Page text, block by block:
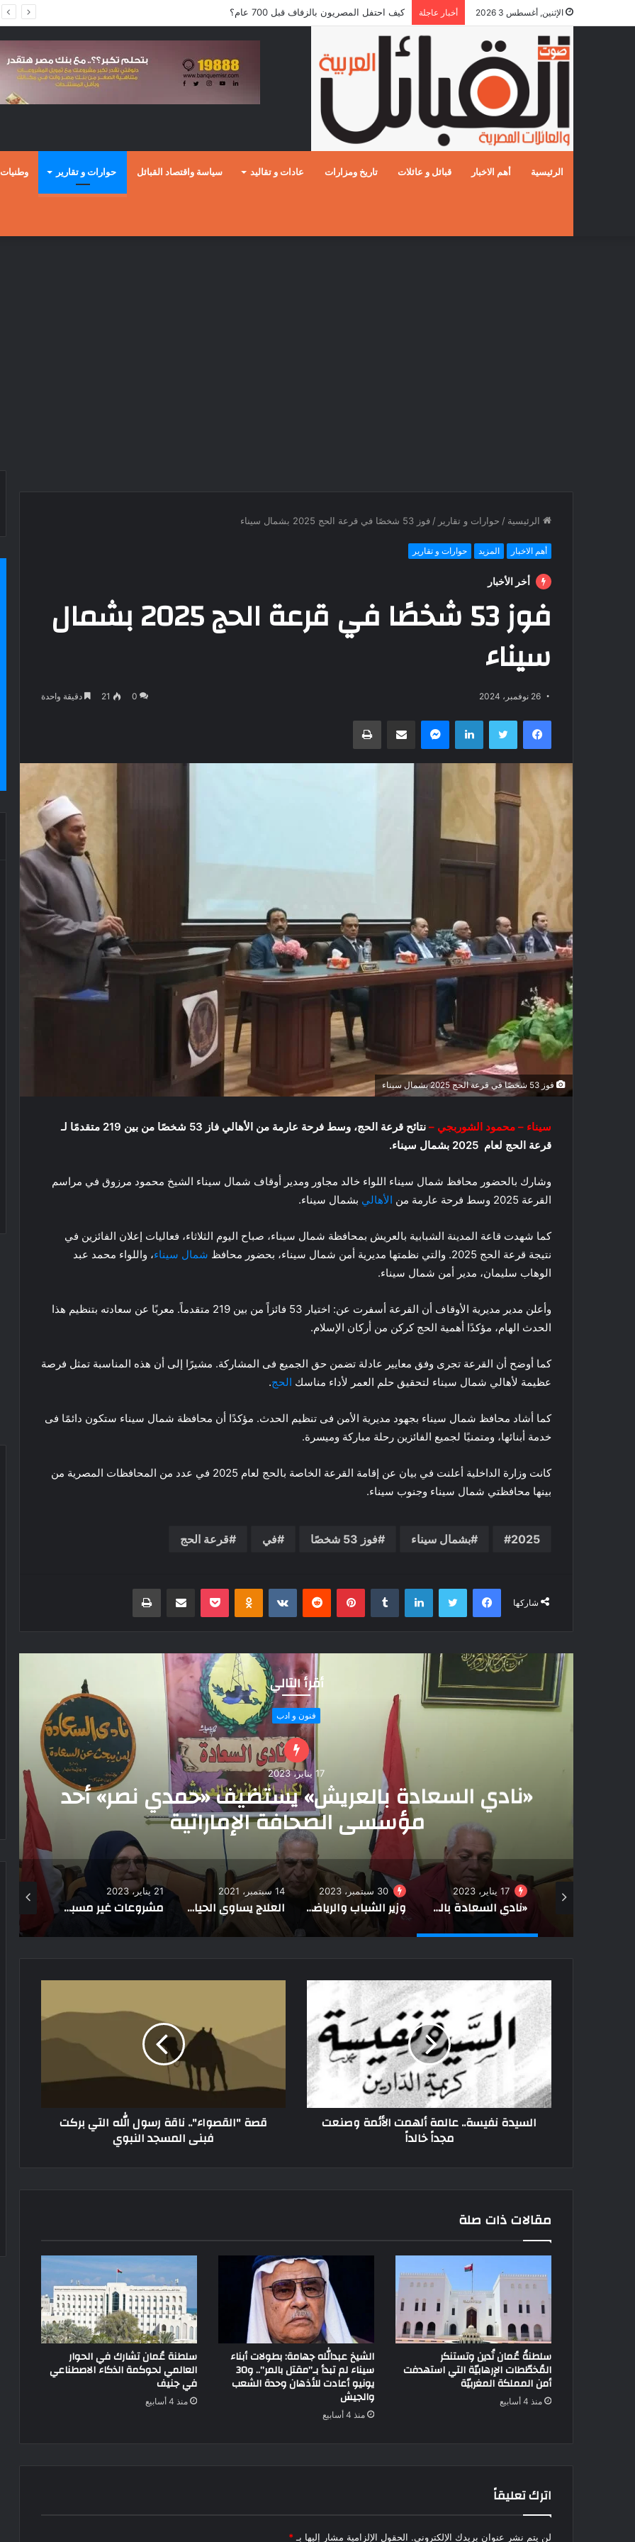
الإثنين, أغسطس 3 2026 أخبار عاجلة كيف احتفل المصريون بالزفاف قبل 700 عام؟
الرئيسية أهم الاخبار قبائل و عائلات تاريخ ومزارات عادات و تقاليد سياسة واقتصاد القبائل حوارات و تقارير وطنيات
الرئيسية / حوارات و تقارير / فوز 53 شخصًا في قرعة الحج 2025 بشمال سيناء
أهم الاخبار المزيد حوارات و تقارير
أخر الأخبار
فوز 53 شخصًا في قرعة الحج 2025 بشمال
سيناء
26 نوفمبر، 2024 0
21 دقيقة واحدة
فيسبوك تويتر لينكدإن ماسنجر مشاركة عبر البريد طباعة
فوز 53 شخصًا في قرعة الحج 2025 بشمال سيناء
سيناء – محمود الشوربجي –
نتائح قرعة الحج، وسط فرحة عارمة من الأهالي فاز 53 شخصًا من بين 219 متقدمًا لـ
قرعة الحج لعام 2025 بشمال سيناء.
وشارك بالحضور محافظ شمال سيناء اللواء خالد مجاور ومدير أوقاف شمال سيناء الشيخ محمود مرزوق في مراسم
القرعة 2025 وسط فرحة عارمة من
الأهالي بشمال سيناء.
كما شهدت قاعة المدينة الشبابية بالعريش بمحافظة شمال سيناء، صباح اليوم الثلاثاء، فعاليات إعلان الفائزين في
نتيجة قرعة الحج 2025. والتي نظمتها مديرية أمن شمال سيناء، بحضور محافظ
شمال سيناء، واللواء محمد عبد
الوهاب سليمان، مدير أمن شمال سيناء.
وأعلن مدير مديرية الأوقاف أن القرعة أسفرت عن: اختيار 53 فائزاً من بين 219 متقدماً. معربًا عن سعادته بتنظيم هذا
الحدث الهام، مؤكدًا أهمية الحج كركن من أركان الإسلام.
كما أوضح أن القرعة تجرى وفق معايير عادلة تضمن حق الجميع فى المشاركة. مشيرًا إلى أن هذه المناسبة تمثل فرصة
عظيمة لأهالي شمال سيناء لتحقيق حلم العمر لأداء مناسك الحج.
كما أشاد محافظ شمال سيناء بجهود مديرية الأمن فى تنظيم الحدث. مؤكدًا أن محافظة شمال سيناء ستكون دائمًا فى
خدمة أبنائها، ومتمنيًا لجميع الفائزين رحلة مباركة وميسرة.
كانت وزارة الداخلية أعلنت في بيان عن إقامة القرعة الخاصة بالحج لعام 2025 في عدد من المحافظات المصرية من
بينها محافظتي شمال سيناء وجنوب سيناء.
2025 بشمال سيناء فوز 53 شخصًا في قرعة الحج
شاركها
فيسبوك تويتر لينكدإن بينتيريست Odnoklassniki
بوكيت مشاركة عبر البريد طباعة
أقرأ التالي
فنون و ادب
17 يناير، 2023
«نادي السعادة بالعريش» يستضيف «حمدي نصر» أحد
مؤسسي الصحافة الإماراتية
عبدالحليم قنديل يكتب: نهايات قصة أوكرانيا
17 يناير، 2023
«نادي السعادة بالعريش» يستضيف «حمدي نصر» أحد مؤسسي الصحافة الإماراتية
30 سبتمبر، 2023
وزير الشباب والرياضة ومحافظ شمال سيناء يفتتحان مركزي شباب الظهير والجورة
14 سبتمبر، 2021
العلاج يساوي الحياة.. مصر تنجح في تحقيق الاكتفاء الذاتي والتصدير من الأدوية
21 يناير، 2023
مشروعات غير مسبوقة في الصعيد وسيناء l مصر تحصد ثمار خططها التنموية
السيدة نفيسة.. عالمة ألهمت الأئمة وصنعت
مجداً خالداً
قصة "القصواء".. ناقة رسول الله التي بركت
فبنى المسجد النبوي
مقالات ذات صلة
سلطنةُ عُمان تُدين وتستنكر
المُخطّطات الإرهابيّة التي استهدفت
أمن المملكة المغربيّة
منذ 4 أسابيع
الشيخ عبدالله جهامة: بطولات أبناء
سيناء لم تبدأ بـ”مقتل بالمر”.. و30
يونيو أعادت للأذهان وحدة الشعب
والجيش
منذ 4 أسابيع
سلطنة عُمان تشارك في الحوار
العالمي لحوكمة الذكاء الاصطناعي
في جنيف
منذ 4 أسابيع
اترك تعليقاً
لن يتم نشر عنوان بريدك الإلكتروني. الحقول الإلزامية مشار إليها بـ *